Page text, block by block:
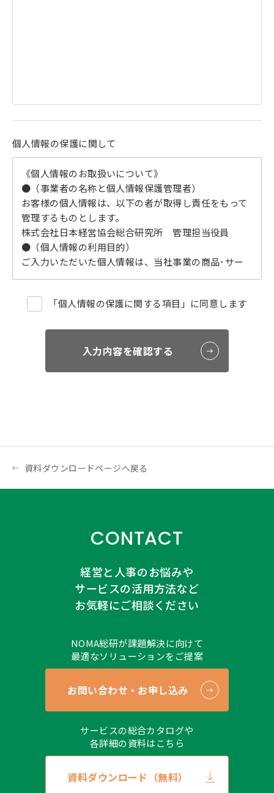
個人情報の保護に関して
《個人情報のお取扱いについて》
●（事業者の名称と個人情報保護管理者）
お客様の個人情報は、以下の者が取得し責任をもって
管理するものとします。
株式会社日本経営協会総合研究所 管理担当役員
●（個人情報の利用目的）
ご入力いただいた個人情報は、当社事業の商品･サー
ビス･情報(もしくは、お申し込みいただいているセミ
ていただくために利用いたします。
当社は、お預かりした個人情報を安全に管理し、法的
な開示要請によるもののほか、ご本人の同意なく共同
個人情報のご提供は任意ですが、当該情報をご提供い
す。利用の範囲は個人を特定できない情報に限定して
用することがあります。なお、クッキー（Cookie）は
受け入れを拒否することができます。サイトによって
は正しく表示されない場合がありますのであらかじめ
取得した個人情報については、漏洩、滅失または毀損
の防止とその是正、その他個人情報の安全管理のため
に必要かつ適切な措置を講じます。
●（個人情報保護方針など）
個人情報に関
●（開示対象個人情報の開示等および問い合せ窓口に
当社が保有する開示対象個人情報の利用目的の通知、
開示、および内容の訂正、追加または削除、利用の停
「個人情報の保護に関する項目」に同意します
入力内容を確認する
資料ダウンロードページへ戻る
CONTACT
経営と人事のお悩みや
サービスの活用方法など
お気軽にご相談ください
NOMA総研が課題解決に向けて
最適なソリューションをご提案
お問い合わせ・お申し込み
サービスの総合カタログや
各詳細の資料はこちら
資料ダウンロード（無料）